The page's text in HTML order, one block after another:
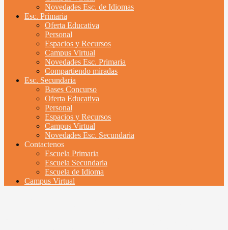
Novedades Esc. de Idiomas
Esc. Primaria
Oferta Educativa
Personal
Espacios y Recursos
Campus Virtual
Novedades Esc. Primaria
Compartiendo miradas
Esc. Secundaria
Bases Concurso
Oferta Educativa
Personal
Espacios y Recursos
Campus Virtual
Novedades Esc. Secundaria
Contactenos
Escuela Primaria
Escuela Secundaria
Escuela de Idioma
Campus Virtual